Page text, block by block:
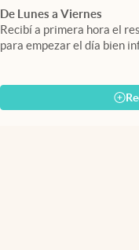
De Lunes a Viernes
Recibí a primera hora el
para empezar el día bien